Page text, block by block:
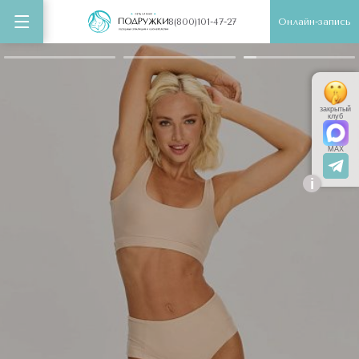
8(800)101-47-27 Онлайн-запись
i
закрытый
клуб
MAX